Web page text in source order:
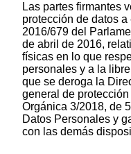
Las partes firmantes
protección de datos
2016/679 del
de abril de 2016,
físicas en lo que
personales y a la
que se deroga la
general de
Orgánica 3/2018, de
Datos Personales y
con las demás